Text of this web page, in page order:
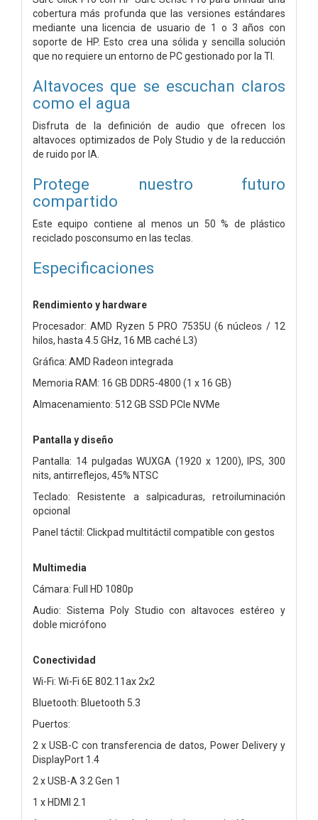
cobertura más profunda que las versiones estándares
mediante una licencia de usuario de 1 o 3 años con
soporte de HP. Esto crea una sólida y sencilla solución
que no requiere un entorno de PC gestionado por la TI.
Altavoces que se escuchan claros
como el agua
Disfruta de la definición de audio que ofrecen los
altavoces optimizados de Poly Studio y de la reducción
de ruido por IA.
Protege nuestro futuro
compartido
Este equipo contiene al menos un 50 % de plástico
reciclado posconsumo en las teclas.
Especificaciones
Rendimiento y hardware
Procesador: AMD Ryzen 5 PRO 7535U (6 núcleos / 12
hilos, hasta 4.5 GHz, 16 MB caché L3)
Gráfica: AMD Radeon integrada
Memoria RAM: 16 GB DDR5-4800 (1 x 16 GB)
Almacenamiento: 512 GB SSD PCIe NVMe
Pantalla y diseño
Pantalla: 14 pulgadas WUXGA (1920 x 1200), IPS, 300
nits, antirreflejos, 45% NTSC
Teclado: Resistente a salpicaduras, retroiluminación
opcional
Panel táctil: Clickpad multitáctil compatible con gestos
Multimedia
Cámara: Full HD 1080p
Audio: Sistema Poly Studio con altavoces estéreo y
doble micrófono
Conectividad
Wi-Fi: Wi-Fi 6E 802.11ax 2x2
Bluetooth: Bluetooth 5.3
Puertos:
2 x USB-C con transferencia de datos, Power Delivery y
DisplayPort 1.4
2 x USB-A 3.2 Gen 1
1 x HDMI 2.1